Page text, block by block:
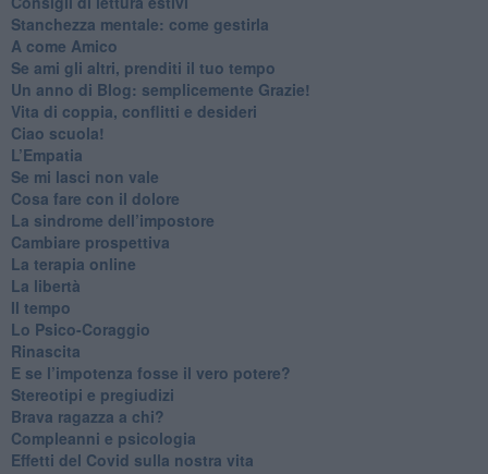
​Stanchezza mentale: come gestirla
​A come Amico
​Se ami gli altri, prenditi il tuo tempo
​Un anno di Blog: semplicemente Grazie!
​Vita di coppia, conflitti e desideri
​Ciao scuola!
​L’Empatia
​Se mi lasci non vale
Cosa fare con il dolore
​La sindrome dell’impostore
​Cambiare prospettiva
La terapia online
La libertà
​Il tempo
​Lo Psico-Coraggio
Rinascita
​E se l’impotenza fosse il vero potere?
Stereotipi e pregiudizi
​Brava ragazza a chi?
​Compleanni e psicologia
Effetti del Covid sulla nostra vita